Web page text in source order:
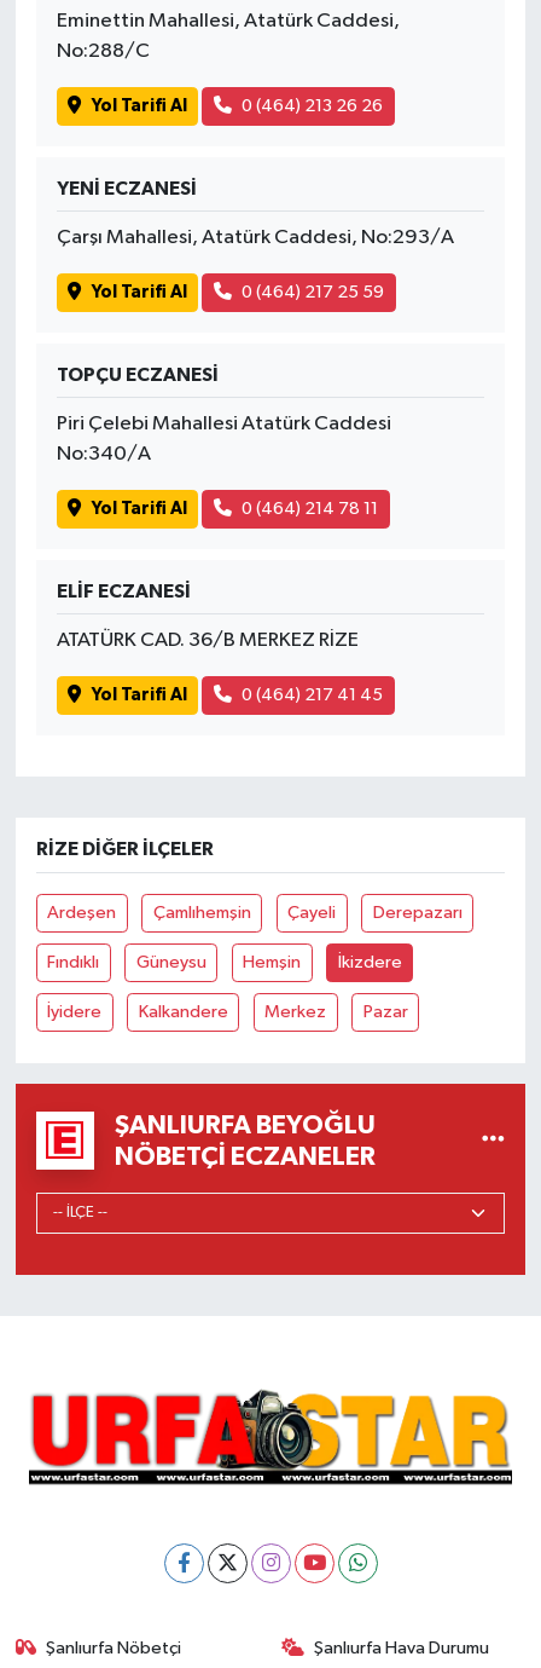
Eminettin Mahallesi, Atatürk Caddesi,
No:288/C
Yol Tarifi Al 0 (464) 213 26 26
YENİ ECZANESİ
Çarşı Mahallesi, Atatürk Caddesi, No:293/A
Yol Tarifi Al 0 (464) 217 25 59
TOPÇU ECZANESİ
Piri Çelebi Mahallesi Atatürk Caddesi
No:340/A
Yol Tarifi Al 0 (464) 214 78 11
ELİF ECZANESİ
ATATÜRK CAD. 36/B MERKEZ RİZE
Yol Tarifi Al 0 (464) 217 41 45
RIZE DIĞER İLÇELER
Ardeşen Çamlıhemşin Çayeli Derepazarı
Fındıklı Güneysu Hemşin İkizdere
İyidere Kalkandere Merkez Pazar
ŞANLIURFA BEYOĞLU
NÖBETÇI ECZANELER
Şanlıurfa Nöbetçi
Şanlıurfa Hava Durumu